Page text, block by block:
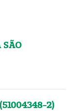
SÃO
2)